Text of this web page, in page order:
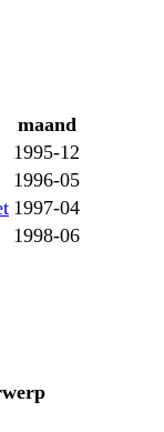
maand
1995-12
1996-05
1997-04
1998-06